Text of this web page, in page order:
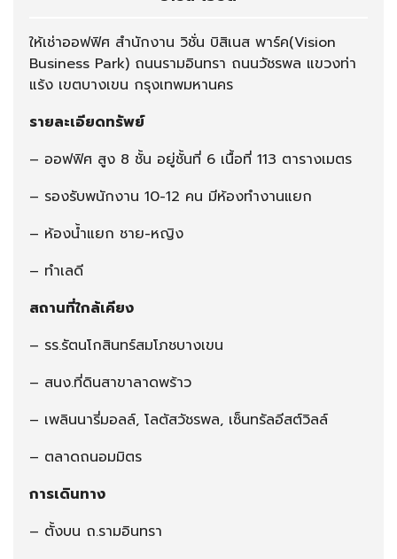
ให้เช่าออฟฟิศ สำนักงาน วิชั่น บิสิเนส พาร์ค(Vision
Business Park) ถนนรามอินทรา ถนนวัชรพล แขวงท่า
แร้ง เขตบางเขน กรุงเทพมหานคร
รายละเอียดทรัพย์
– ออฟฟิศ สูง 8 ชั้น อยู่ชั้นที่ 6 เนื้อที่ 113 ตารางเมตร
– รองรับพนักงาน 10-12 คน มีห้องทำงานแยก
– ห้องน้ำแยก ชาย-หญิง
– ทำเลดี
สถานที่ใกล้เคียง
– รร.รัตนโกสินทร์สมโภชบางเขน
– สนง.ที่ดินสาขาลาดพร้าว
– เพลินนารี่มอลล์, โลตัสวัชรพล, เซ็นทรัลอีสต์วิลล์
– ตลาดถนอมมิตร
การเดินทาง
– ตั้งบน ถ.รามอินทรา